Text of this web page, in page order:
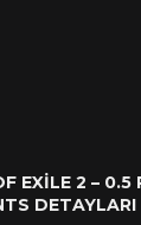
EXILE 2 – 0.5
DETAYLARI